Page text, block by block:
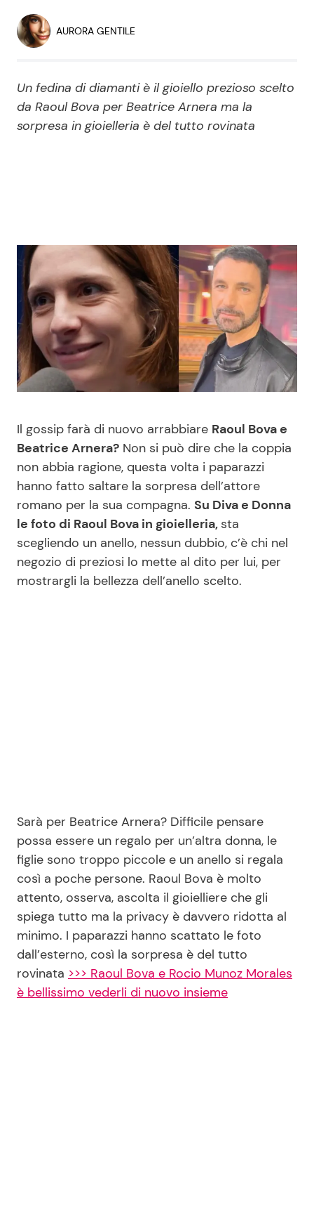
Economia
Persone Scomparse
Politica Reality e Talent
Soap Opera
News Musica
News Spettacolo
Benessere
Casa
Mondo Mamma
News benessere
Salute
Viaggi e Turismo
Cucina e Ricette
Consigli di Cucina
Le Ricette in TV
Primi Piatti
Ricette Facili e Veloci
Ricette Feste
Redazione
Contattaci
Pubblicità
Privacy Policy
AURORA GENTILE
Un fedina di diamanti è il gioiello prezioso scelto
da Raoul Bova per Beatrice Arnera ma la
sorpresa in gioielleria è del tutto rovinata
Il gossip farà di nuovo arrabbiare Raoul Bova e
Beatrice Arnera? Non si può dire che la coppia
non abbia ragione, questa volta i paparazzi
hanno fatto saltare la sorpresa dell’attore
romano per la sua compagna. Su Diva e Donna
le foto di Raoul Bova in gioielleria, sta
scegliendo un anello, nessun dubbio, c’è chi nel
negozio di preziosi lo mette al dito per lui, per
mostrargli la bellezza dell’anello scelto.
Sarà per Beatrice Arnera? Difficile pensare
possa essere un regalo per un’altra donna, le
figlie sono troppo piccole e un anello si regala
così a poche persone. Raoul Bova è molto
attento, osserva, ascolta il gioielliere che gli
spiega tutto ma la privacy è davvero ridotta al
minimo. I paparazzi hanno scattato le foto
dall’esterno, così la sorpresa è del tutto
rovinata >>> Raoul Bova e Rocio Munoz Morales
è bellissimo vederli di nuovo insieme